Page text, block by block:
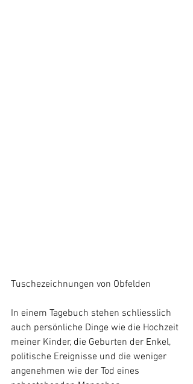
Tuschezeichnungen von Obfelden
In einem Tagebuch stehen schliesslich
auch persönliche Dinge wie die Hochzeit
meiner Kinder, die Geburten der Enkel,
politische Ereignisse und die weniger
angenehmen wie der Tod eines